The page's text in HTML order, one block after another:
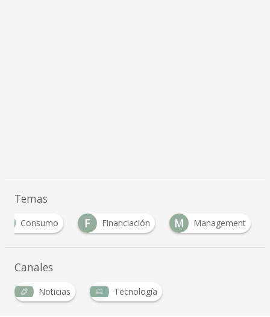
Temas
Consumo F Financiación M Management
Canales
Noticias Tecnología